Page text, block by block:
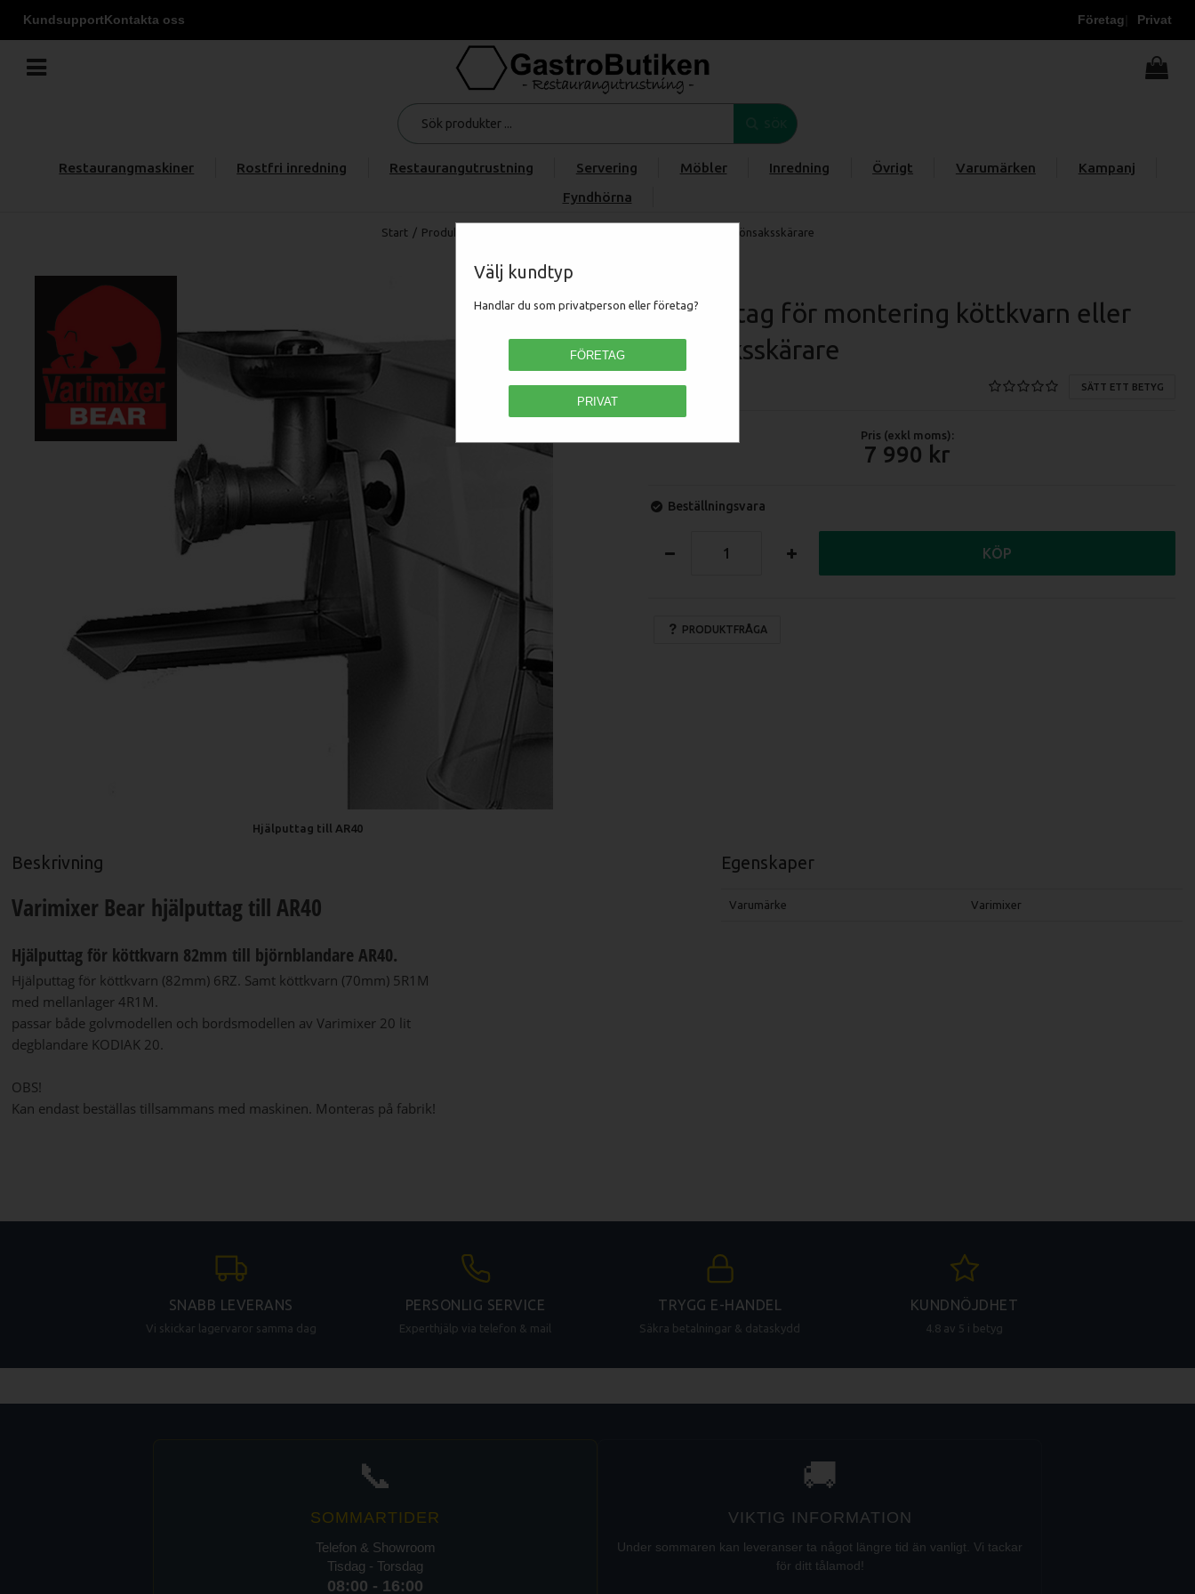
KundsupportKontakta oss Företag Privat
Välj kundtyp
Handlar du som privatperson eller företag?
FÖRETAG
PRIVAT
Restaurangmaskiner Rostfri inredning Restaurangutrustning Servering Möbler Inredning Övrigt Varumärken
Kampanj
Fyndhörna
Start / Produkter Hjälputtag för montering köttkvarn eller grönsaksskärare
Hjälputtag till AR40
Hjälputtag för montering köttkvarn eller
grönsaksskärare
HJT SÄTT ETT BETYG
Pris (exkl moms):
7 990
Beställningsvara
PRODUKTFRÅGA
KÖP
Beskrivning
Varimixer Bear hjälputtag till AR40
Hjälputtag för köttkvarn 82mm till björnblandare AR40.
Hjälputtag för köttkvarn (82mm) 6RZ. Samt köttkvarn (70mm) 5R1M
med mellanlager 4R1M.
passar både golvmodellen och bordsmodellen av Varimixer 20 lit
degblandare KODIAK 20.
OBS!
Kan endast beställas tillsammans med maskinen. Monteras på fabrik!
Egenskaper
Varumärke Varimixer
SNABB LEVERANS
Vi skickar lagervaror samma dag
PERSONLIG SERVICE
Experthjälp via telefon & mail
TRYGG E-HANDEL
Säkra betalningar & dataskydd
KUNDNÖJDHET
4.8 av 5 i betyg
📞
SOMMARTIDER
Telefon & Showroom
Tisdag - Torsdag
08:00 - 16:00
🚚
VIKTIG INFORMATION
Under sommaren kan leveranser ta något längre tid än vanligt. Vi tackar
för ditt tålamod!